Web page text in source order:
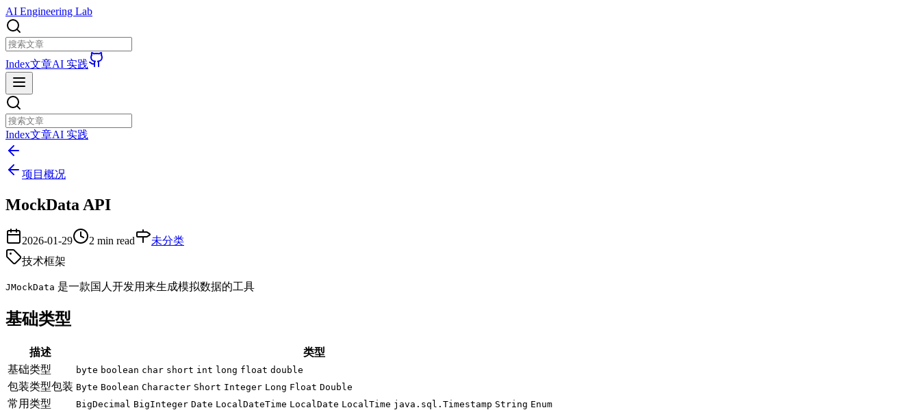
AI Engineering Lab
Index文章AI 实践
Index文章AI 实践
项目概况
MockData API
2026-01-29 2 min read
未分类
技术框架
JMockData 是一款国人开发用来生成模拟数据的工具
基础类型
描述
类型
基础类型
byte boolean char short int long float double
包装类型包装 Byte Boolean Character Short Integer Long Float Double
常用类型 BigDecimal BigInteger Date LocalDateTime LocalDate LocalTime java.sql.Timestamp String Enum